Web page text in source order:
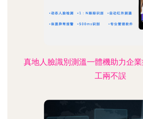
真地人臉識別測溫一體機助力企
工兩不誤